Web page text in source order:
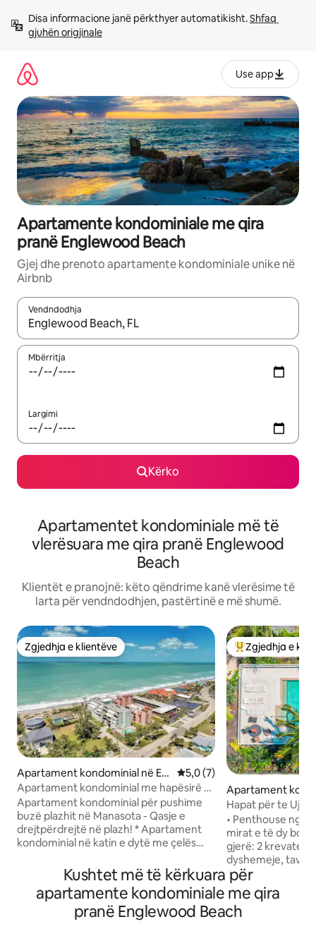
përmbajtja
Disa informacione janë përkthyer automatikisht. Shfaq
gjuhën origjinale
Use app
Apartamente kondominiale me qira
pranë Englewood Beach
Gjej dhe prenoto apartamente kondominiale unike në
Airbnb
Vendndodhja
Kur rezultatet të jenë të disponueshme, lëviz me butonat e
Mbërritja
Largimi
Kërko
Apartamentet kondominiale më të
vlerësuara me qira pranë Englewood
Beach
Klientët e pranojnë: këto qëndrime kanë vlerësime të
larta për vendndodhjen, pastërtinë e më shumë.
Zgjedhja e klientëve
Zgjedhja e klientëve
Apartament kondominial në En
glewood
Vlerësimi mesatar 5,0 nga
5,0 (7)
Apartament kondominial me hapësirë të
bollshme buzë plazhit 3br Manasota Key
Apartament kondominial për pushime
buzë plazhit në Manasota - Qasje e
drejtpërdrejtë në plazh! * Apartament
kondominial në katin e dytë me çelës
Ballkon privat me pamje nga plazhi dhe
Gjiri i Meksikës * Qasje e drejtpërdrejtë
në plazh * Kuzhinë e pajisur plotësisht *
Lavatriçe dhe tharëse në njësi * Vend për
deri në 8 persona në * Karrige plazhi (8),
Më të mirat e
Zgjedhja e
Apartament
Englewood
Hapat për te Uji!
Penthouse!
• Penthouse nga
mirat e të dy botëve •
gjerë: 2 krevate/2
dyshemeje, tavane të
ndritshme dhe
sapo lyera, të
ndritshme • Shërbimet kryesore: Pishinë
me ngrohje,
Kushtet më të kërkuara për
apartamente kondominiale me qira
pranë Englewood Beach